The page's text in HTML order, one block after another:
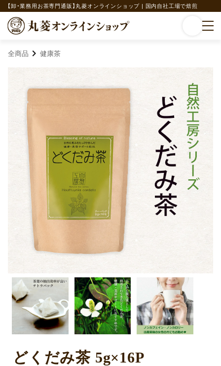
【卸・業務用お茶専門通販】丸菱オンラインショップ | 国内自社工場で焙煎
全商品 健康茶
どくだみ茶 5g×16P